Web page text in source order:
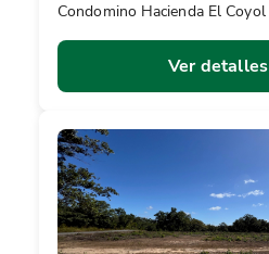
Condomino Hacienda El Coyol
Ver detalles